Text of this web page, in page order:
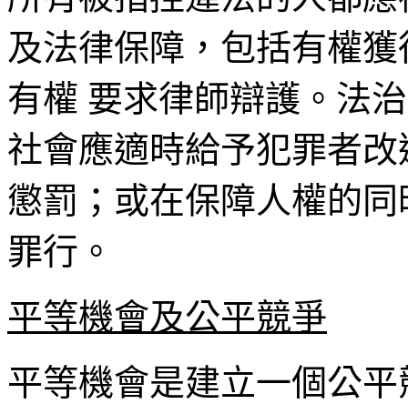
及法律保障，包括有權
有權 要求律師辯護。法
社會應適時給予犯罪者
懲罰；或在保障人權的
罪行。
平等機會及公平競爭
平等機會是建立一個公